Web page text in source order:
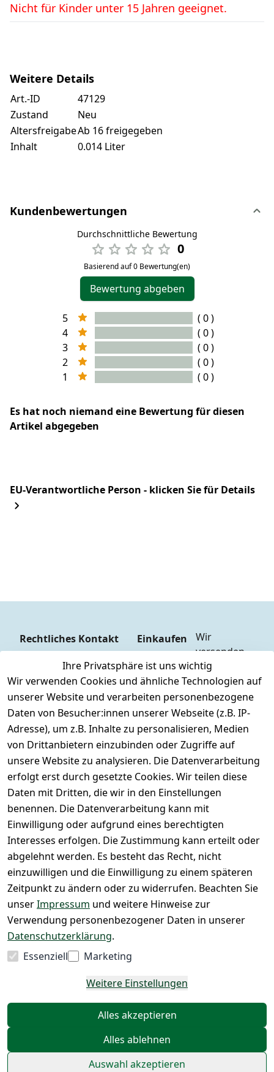
Nicht für Kinder unter 15 Jahren geeignet.
Weitere Details
Art.-ID
47129
Zustand
Neu
AltersfreigabeAb 16 freigegeben
Inhalt
0.014 Liter
Kundenbewertungen
Durchschnittliche Bewertung
0
Basierend auf 0 Bewertung(en)
Bewertung abgeben
5
( 0 )
4
( 0 )
3
( 0 )
2
( 0 )
1
( 0 )
Es hat noch niemand eine Bewertung für diesen
Artikel abgegeben
EU-Verantwortliche Person - klicken Sie für Details
Ihre Privatsphäre ist uns wichtig
Wir verwenden Cookies und ähnliche Technologien auf
unserer Website und verarbeiten personenbezogene
Daten von Besucher:innen unserer Webseite (z.B. IP-
Adresse), um z.B. Inhalte zu personalisieren, Medien
von Drittanbietern einzubinden oder Zugriffe auf
unsere Website zu analysieren. Die Datenverarbeitung
erfolgt erst durch gesetzte Cookies. Wir teilen diese
Daten mit Dritten, die wir in den Einstellungen
benennen. Die Datenverarbeitung kann mit
Einwilligung oder aufgrund eines berechtigten
Interesses erfolgen. Die Zustimmung kann erteilt oder
abgelehnt werden. Es besteht das Recht, nicht
einzuwilligen und die Einwilligung zu einem späteren
Zeitpunkt zu ändern oder zu widerrufen. Beachten Sie
unserImpressum und weitere Hinweise zur
Verwendung personenbezogener Daten in unserer
Datenschutzerklärung.
Essenziell
Marketing
Weitere Einstellungen
Alles akzeptieren
Alles ablehnen
Auswahl akzeptieren
Rechtliches
Impressum
Datenschutze
rklärung
Widerrufsrec
ht
Kontakt
Registrieren
Einkaufen
arten
Versandk
osten
Hilfe
Batteriee
ntsorgun
g
Märklin
Insider
Club
Unser
Ladenges
chäft
Newslett
eranmeld
ung
Wir
versenden
mit
DHL
Zahlen Sie
bequem per
Vorkasse
Barzahlu
Abholung
PayPal /
Kreditkar
te
Vertrag
Copyright 2026 | Nagodis GmbH | Alle Rechte